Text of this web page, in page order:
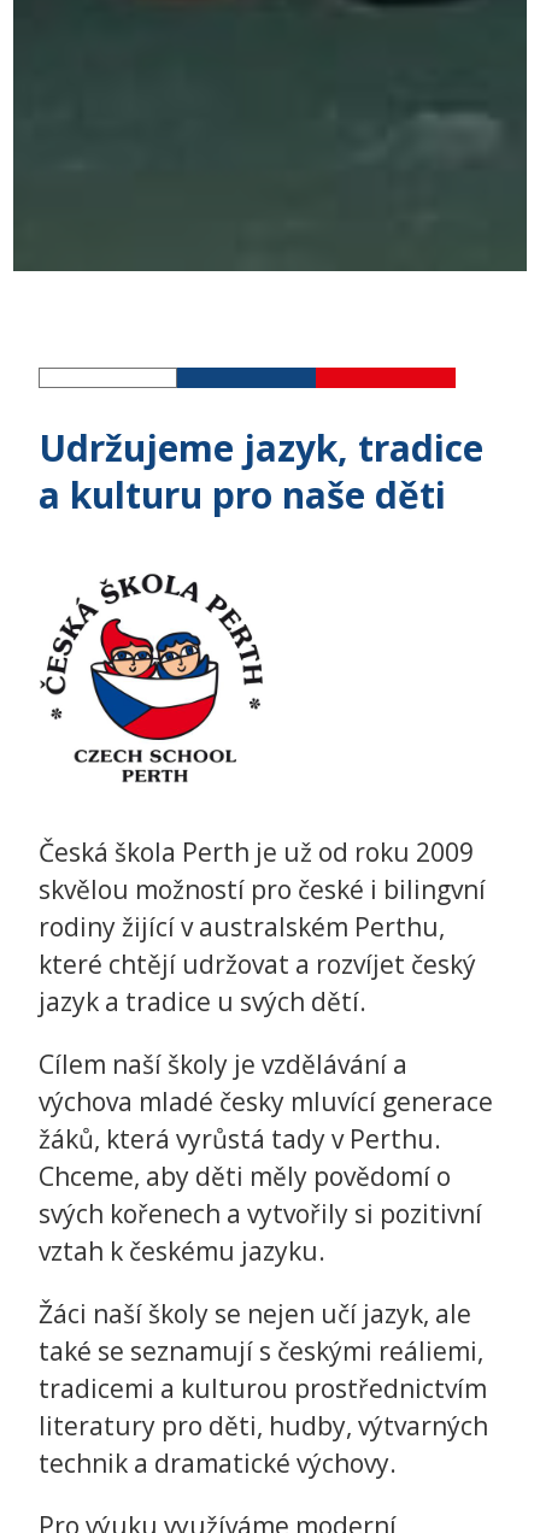
Udržujeme jazyk, tradice
a kulturu pro naše děti
Česká škola Perth je už od roku 2009
skvělou možností pro české i bilingvní
rodiny žijící v australském Perthu,
které chtějí udržovat a rozvíjet český
jazyk a tradice u svých dětí.
Cílem naší školy je vzdělávání a
výchova mladé česky mluvící generace
žáků, která vyrůstá tady v Perthu.
Chceme, aby děti měly povědomí o
svých kořenech a vytvořily si pozitivní
vztah k českému jazyku.
Žáci naší školy se nejen učí jazyk, ale
také se seznamují s českými reáliemi,
tradicemi a kulturou prostřednictvím
literatury pro děti, hudby, výtvarných
technik a dramatické výchovy.
Pro výuku využíváme moderní